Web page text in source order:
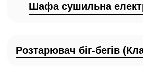
Шафа сушильна
Розтарювач біг-бегів